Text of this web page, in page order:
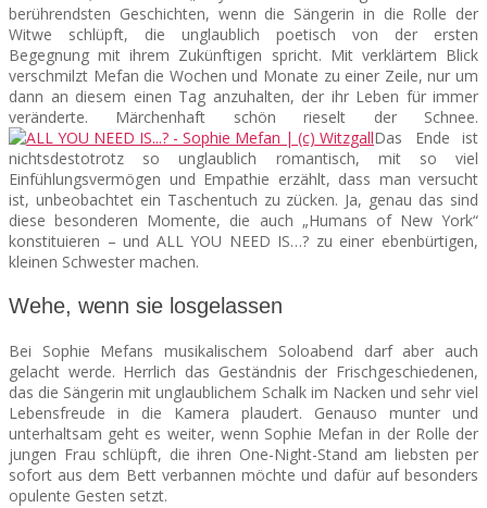
berührendsten Geschichten, wenn die Sängerin in die Rolle der
Witwe schlüpft, die unglaublich poetisch von der ersten
Begegnung mit ihrem Zukünftigen spricht. Mit verklärtem Blick
verschmilzt Mefan die Wochen und Monate zu einer Zeile, nur um
dann an diesem einen Tag anzuhalten, der ihr Leben für immer
veränderte. Märchenhaft schön rieselt der Schnee.
Das Ende ist
nichtsdestotrotz so unglaublich romantisch, mit so viel
Einfühlungsvermögen und Empathie erzählt, dass man versucht
ist, unbeobachtet ein Taschentuch zu zücken. Ja, genau das sind
diese besonderen Momente, die auch „Humans of New York“
konstituieren – und ALL YOU NEED IS…? zu einer ebenbürtigen,
kleinen Schwester machen.
Wehe, wenn sie losgelassen
Bei Sophie Mefans musikalischem Soloabend darf aber auch
gelacht werde. Herrlich das Geständnis der Frischgeschiedenen,
das die Sängerin mit unglaublichem Schalk im Nacken und sehr viel
Lebensfreude in die Kamera plaudert. Genauso munter und
unterhaltsam geht es weiter, wenn Sophie Mefan in der Rolle der
jungen Frau schlüpft, die ihren One-Night-Stand am liebsten per
sofort aus dem Bett verbannen möchte und dafür auf besonders
opulente Gesten setzt.